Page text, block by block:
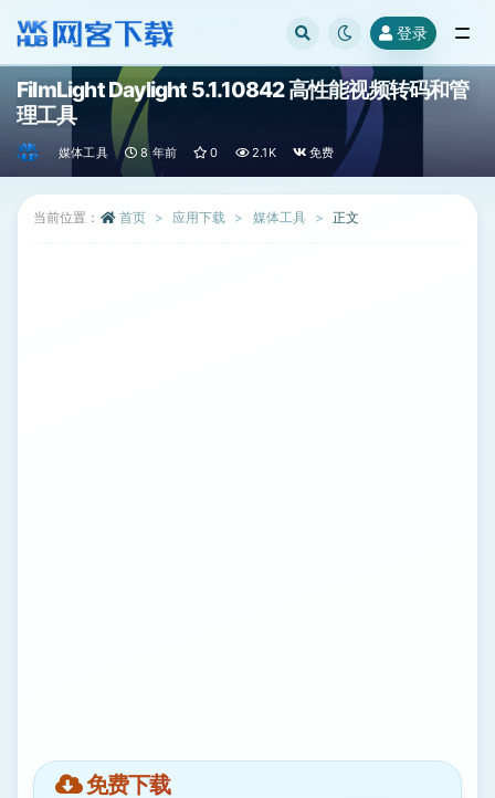
登录
FilmLight Daylight 5.1.10842 高性能视频转码和管
理工具
媒体工具 8 年前 0 2.1K 免费
当前位置： 首页 应用下载 媒体工具 正文
免费下载
全部